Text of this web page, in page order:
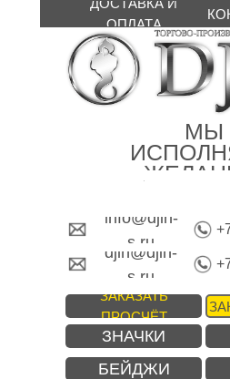
МЫ
ЗАКАЗАТЬ
ПРОСЧЁТ
ДОСТАВКА И
ОПЛАТА
ЗНАЧКИ
БЕЙДЖИ
info@djin-
s.ru
djin@djin-
s.ru